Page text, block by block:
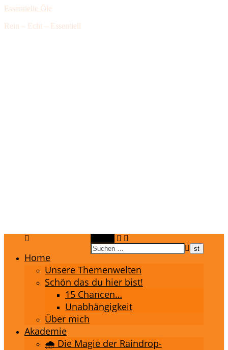
Essentielle Öle
Rein – Echt – Essentiell
Home
Unsere Themenwelten
Schön das du hier bist!
15 Chancen…
Unabhängigkeit
Über mich
Akademie
🌧️ Die Magie der Raindrop-